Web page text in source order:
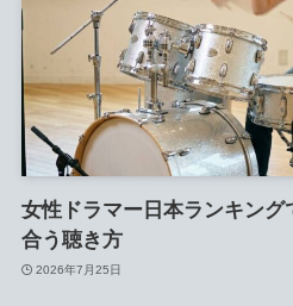
女性ドラマー日本ランキング
合う聴き方
2026年7月25日